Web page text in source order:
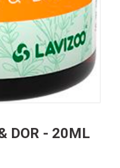
DOR - 20ML